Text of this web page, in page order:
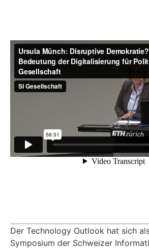
Der Technology Outlook hat sich
Symposium der Schweizer